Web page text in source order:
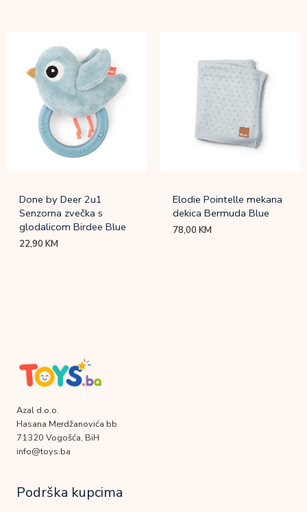
Done by Deer 2u1
Senzorna zvečka s
glodalicom Birdee Blue
22,90KM
Elodie Pointelle mekana
dekica Bermuda Blue
78,00KM
Azal d.o.o.
Hasana Merdžanovića bb
71320 Vogošća, BiH
info@toys.ba
Podrška kupcima